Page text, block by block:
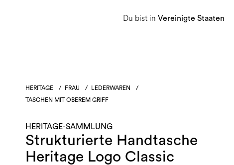
Du bist in Vereinigte Staaten
Herren Heritage-Sammlung
HERITAGE / FRAU / LEDERWAREN
/
TASCHEN MIT OBEREM GRIFF
HERITAGE-SAMMLUNG
Strukturierte Handtasche
Heritage Logo Classic